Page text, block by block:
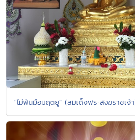
"ไม่พ้นมือมฤตยู" (สมเด็จพระสังฆราชเจ้